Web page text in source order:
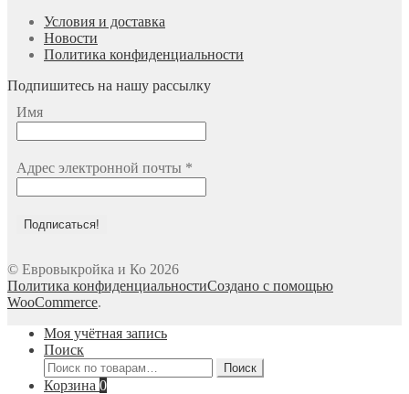
Условия и доставка
Новости
Политика конфиденциальности
Подпишитесь на нашу рассылку
Имя
Адрес электронной почты *
© Евровыкройка и Ко 2026
Политика конфиденциальностиСоздано с помощью
WooCommerce.
Моя учётная запись
Поиск
Искать:
Поиск
Корзина 0